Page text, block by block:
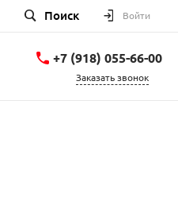
Поиск Войти
+7 (918) 055-66-00
Заказать звонок